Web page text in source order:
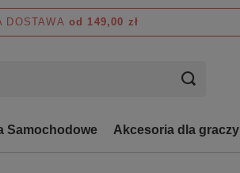
DOSTAWA od 149,00 zł
Samochodowe Akcesoria dla graczy